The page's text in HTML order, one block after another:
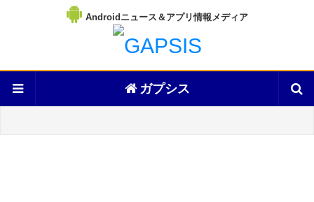
Androidニュース＆アプリ情報メディア
ガプシス